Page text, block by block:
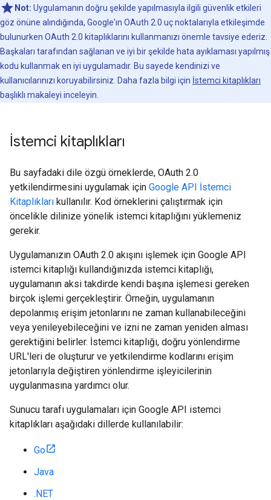
Not: Uygulamanın doğru şekilde yapılmasıyla ilgili güvenlik etkileri
göz önüne alındığında, Google'ın OAuth 2.0 uç noktalarıyla etkileşimde
bulunurken OAuth 2.0 kitaplıklarını kullanmanızı önemle tavsiye ederiz.
Başkaları tarafından sağlanan ve iyi bir şekilde hata ayıklaması yapılmış
kodu kullanmak en iyi uygulamadır. Bu sayede kendinizi ve
kullanıcılarınızı koruyabilirsiniz. Daha fazla bilgi için İstemci kitaplıkları
başlıklı makaleyi inceleyin.
İstemci kitaplıkları
Bu sayfadaki dile özgü örneklerde, OAuth 2.0
yetkilendirmesini uygulamak için Google API İstemci
Kitaplıkları kullanılır. Kod örneklerini çalıştırmak için
öncelikle dilinize yönelik istemci kitaplığını yüklemeniz
gerekir.
Uygulamanızın OAuth 2.0 akışını işlemek için Google API
istemci kitaplığı kullandığınızda istemci kitaplığı,
uygulamanın aksi takdirde kendi başına işlemesi gereken
birçok işlemi gerçekleştirir. Örneğin, uygulamanın
depolanmış erişim jetonlarını ne zaman kullanabileceğini
veya yenileyebileceğini ve izni ne zaman yeniden alması
gerektiğini belirler. İstemci kitaplığı, doğru yönlendirme
URL'leri de oluşturur ve yetkilendirme kodlarını erişim
jetonlarıyla değiştiren yönlendirme işleyicilerinin
uygulanmasına yardımcı olur.
Sunucu tarafı uygulamaları için Google API istemci
kitaplıkları aşağıdaki dillerde kullanılabilir:
Go
Java
.NET